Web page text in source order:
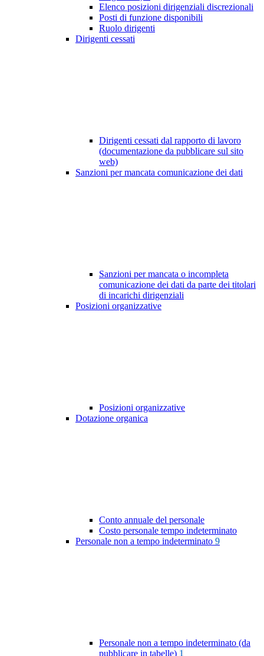
Elenco posizioni dirigenziali discrezionali
Posti di funzione disponibili
Ruolo dirigenti
Dirigenti cessati
Dirigenti cessati dal rapporto di lavoro
(documentazione da pubblicare sul sito
web)
Sanzioni per mancata comunicazione dei dati
Sanzioni per mancata o incompleta
comunicazione dei dati da parte dei titolari
di incarichi dirigenziali
Posizioni organizzative
Posizioni organizzative
Dotazione organica
Conto annuale del personale
Costo personale tempo indeterminato
Personale non a tempo indeterminato 9
Personale non a tempo indeterminato (da
pubblicare in tabelle) 1